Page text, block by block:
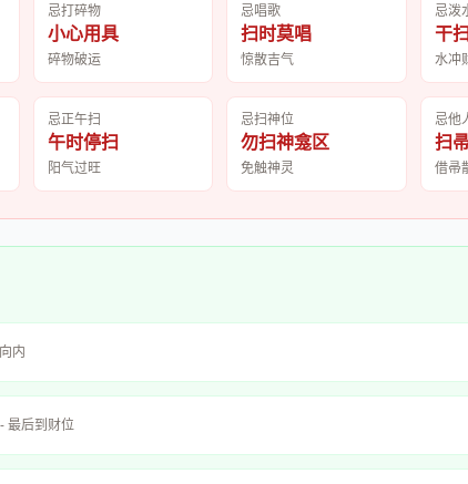
忌打碎物
小心用具
碎物破运
忌唱歌
扫时莫唱
惊散吉气
忌泼
干
水冲
忌正午扫
午时停扫
阳气过旺
忌扫神位
勿扫神龛区
免触神灵
忌他
扫
借帚
内
- 最后到财位